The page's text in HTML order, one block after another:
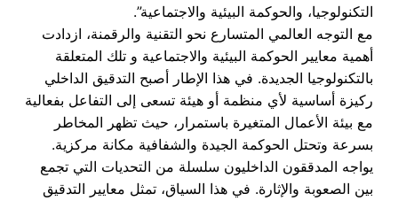
التكنولوجيا، والحوكمة البيئية والاجتماعية”.
مع التوجه العالمي المتسارع نحو التقنية والرقمنة، ازدادت
أهمية معايير الحوكمة البيئية والاجتماعية و تلك المتعلقة
بالتكنولوجيا الجديدة. في هذا الإطار أصبح التدقيق الداخلي
ركيزة أساسية لأي منظمة أو هيئة تسعى إلى التفاعل بفعالية
مع بيئة الأعمال المتغيرة باستمرار، حيث تظهر المخاطر
بسرعة وتحتل الحوكمة الجيدة والشفافية مكانة مركزية.
يواجه المدققون الداخليون سلسلة من التحديات التي تجمع
بين الصعوبة والإثارة. في هذا السياق، تمثل معايير التدقيق